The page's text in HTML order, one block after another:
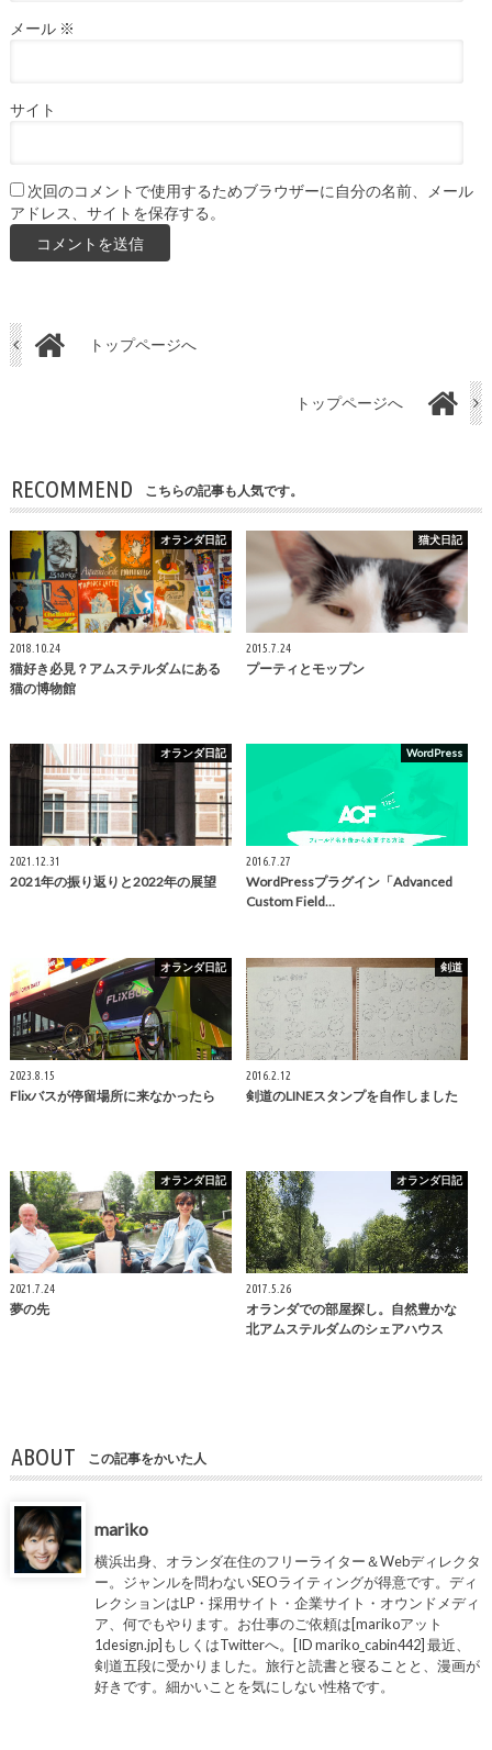
メール ※
サイト
次回のコメントで使用するためブラウザーに自分の名前、メール
アドレス、サイトを保存する。
トップページへ
トップページへ
RECOMMEND こちらの記事も人気です。
オランダ日記
2018.10.24
猫好き必見？アムステルダムにある
猫の博物館
猫犬日記
2015.7.24
プーティとモップン
オランダ日記
2021.12.31
2021年の振り返りと2022年の展望
WordPress
2016.7.27
WordPressプラグイン「Advanced
Custom Field…
オランダ日記
2023.8.15
Flixバスが停留場所に来なかったら
剣道
2016.2.12
剣道のLINEスタンプを自作しました
オランダ日記
2021.7.24
夢の先
オランダ日記
2017.5.26
オランダでの部屋探し。自然豊かな
北アムステルダムのシェアハウス
ABOUT この記事をかいた人
mariko
横浜出身、オランダ在住のフリーライター＆Webディレクタ
ー。ジャンルを問わないSEOライティングが得意です。ディ
レクションはLP・採用サイト・企業サイト・オウンドメディ
ア、何でもやります。お仕事のご依頼は[marikoアット
1design.jp]もしくはTwitterへ。[ID mariko_cabin442] 最近、
剣道五段に受かりました。旅行と読書と寝ることと、漫画が
好きです。細かいことを気にしない性格です。